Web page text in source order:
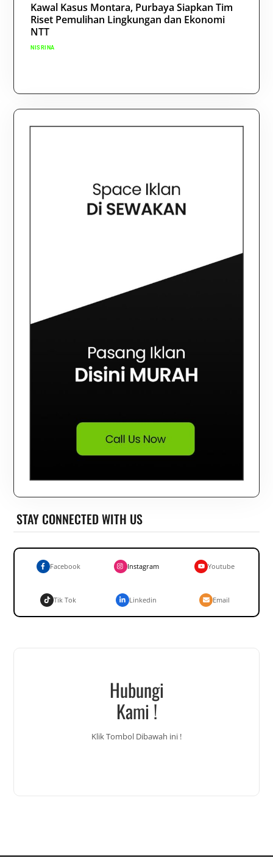
Kawal Kasus Montara, Purbaya Siapkan Tim
Riset Pemulihan Lingkungan dan Ekonomi
NTT
NISRINA
STAY CONNECTED WITH US
Facebook Instagram Youtube
Tik Tok Linkedin Email
Hubungi
Kami !
Klik Tombol Dibawah ini !